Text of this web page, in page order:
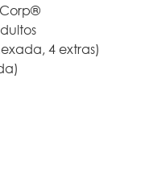
4 extras)